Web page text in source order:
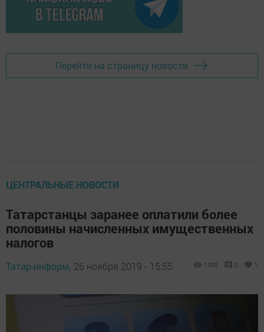
Перейти на страницу новости
ЦЕНТРАЛЬНЫЕ НОВОСТИ
Татарстанцы заранее оплатили более
половины начисленных имущественных
налогов
Татар-информ, 26 ноября 2019 - 15:55 1335 0 1